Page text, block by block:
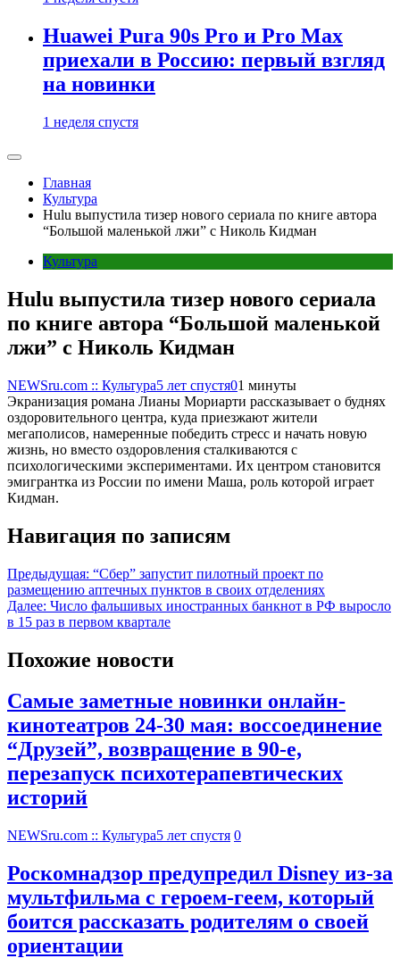
Huawei Pura 90s Pro и Pro Max
приехали в Россию: первый взгляд
на новинки
1 неделя спустя
Главная
Культура
Hulu выпустила тизер нового сериала по книге автора
“Большой маленькой лжи” с Николь Кидман
Культура
Hulu выпустила тизер нового сериала
по книге автора “Большой маленькой
лжи” с Николь Кидман
NEWSru.com :: Культура5 лет спустя01 минуты
Экранизация романа Лианы Мориарти рассказывает о буднях
оздоровительного центра, куда приезжают жители
мегаполисов, намеренные победить стресс и начать новую
жизнь, но вместо оздоровления сталкиваются с
психологическими экспериментами. Их центром становится
эмигрантка из России по имени Маша, роль которой играет
Кидман.
Навигация по записям
Предыдущая: “Сбер” запустит пилотный проект по
размещению аптечных пунктов в своих отделениях
Далее: Число фальшивых иностранных банкнот в РФ выросло
в 15 раз в первом квартале
Похожие новости
Самые заметные новинки онлайн-
кинотеатров 24-30 мая: воссоединение
“Друзей”, возвращение в 90-е,
перезапуск психотерапевтических
историй
NEWSru.com :: Культура5 лет спустя 0
Роскомнадзор предупредил Disney из-за
мультфильма c героем-геем, который
боится рассказать родителям о своей
ориентации